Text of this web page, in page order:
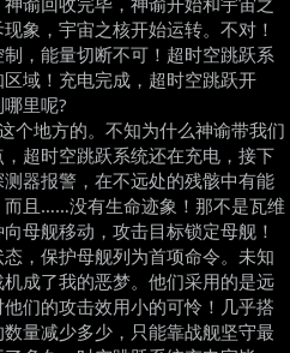
象，宇宙之核开始运转。不对！
，能量切断不可！超时空跳跃系
域！充电完成，超时空跳跃开
里呢?
个地方的。不知为什么神谕带我们
超时空跳跃系统还在充电，接下
器报警，在不远处的残骸中有能
且……没有生命迹象！那不是瓦维
母舰移动，攻击目标锁定母舰！
，保护母舰列为首项命令。未知
成了我的恶梦。他们采用的是远
们的攻击效用小的可怜！几乎搭
量减少多少，只能靠战舰坚守最